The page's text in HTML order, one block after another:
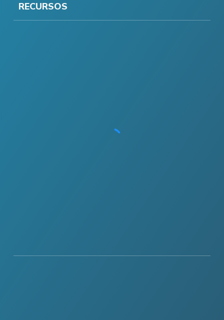
RECURSOS